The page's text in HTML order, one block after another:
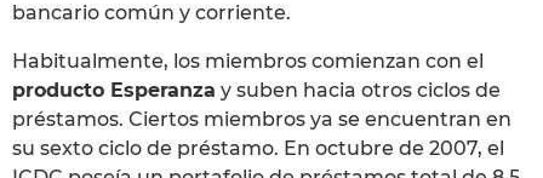
bancario común y corriente.
Habitualmente, los miembros comienzan con el
producto Esperanza y suben hacia otros ciclos de
préstamos. Ciertos miembros ya se encuentran en
su sexto ciclo de préstamo. En octubre de 2007, el